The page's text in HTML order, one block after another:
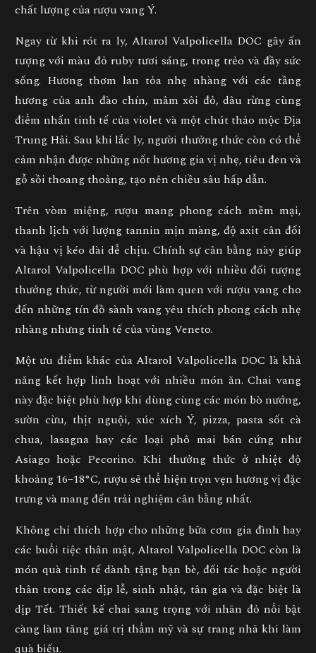
chất lượng của rượu vang Ý.
Ngay từ khi rót ra ly, Altarol Valpolicella DOC gây ấn
tượng với màu đỏ ruby tươi sáng, trong trẻo và đầy sức
sống. Hương thơm lan tỏa nhẹ nhàng với các tầng
hương của anh đào chín, mâm xôi đỏ, dâu rừng cùng
điểm nhấn tinh tế của violet và một chút thảo mộc Địa
Trung Hải. Sau khi lắc ly, người thưởng thức còn có thể
cảm nhận được những nốt hương gia vị nhẹ, tiêu đen và
gỗ sồi thoang thoảng, tạo nên chiều sâu hấp dẫn.
Trên vòm miệng, rượu mang phong cách mềm mại,
thanh lịch với lượng tannin mịn màng, độ axit cân đối
và hậu vị kéo dài dễ chịu. Chính sự cân bằng này giúp
Altarol Valpolicella DOC phù hợp với nhiều đối tượng
thưởng thức, từ người mới làm quen với rượu vang cho
đến những tín đồ sành vang yêu thích phong cách nhẹ
nhàng nhưng tinh tế của vùng Veneto.
Một ưu điểm khác của Altarol Valpolicella DOC là khả
năng kết hợp linh hoạt với nhiều món ăn. Chai vang
này đặc biệt phù hợp khi dùng cùng các món bò nướng,
sườn cừu, thịt nguội, xúc xích Ý, pizza, pasta sốt cà
chua, lasagna hay các loại phô mai bán cứng như
Asiago hoặc Pecorino. Khi thưởng thức ở nhiệt độ
khoảng16–18°C, rượu sẽ thể hiện trọn vẹn hương vị đặc
trưng và mang đến trải nghiệm cân bằng nhất.
Không chỉ thích hợp cho những bữa cơm gia đình hay
các buổi tiệc thân mật, Altarol Valpolicella DOC còn là
món quà tinh tế dành tặng bạn bè, đối tác hoặc người
thân trong các dịp lễ, sinh nhật, tân gia và đặc biệt là
dịp Tết. Thiết kế chai sang trọng với nhãn đỏ nổi bật
càng làm tăng giá trị thẩm mỹ và sự trang nhã khi làm
quà biếu.